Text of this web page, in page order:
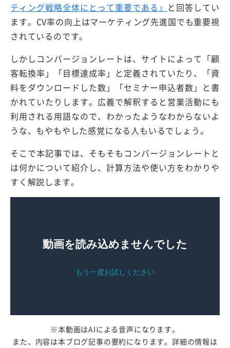
ティング戦略全体にとって重要である」 と回答してい
ます。CV率の向上はマーケティング先進国でも重要視
されているのです。
しかしコンバージョンレートは、サイトによって「顧
客転換率」「目標達成率」と定義されていたり、「資
料をダウンロードした数」「セミナー申込者数」と書
かれていたりします。広義で解釈すると営業活動にも
利用される用語なので、わかったようなわからないよ
うな、もやもやした感覚になる人もいるでしょう。
そこで本記事では、そもそもコンバージョンレートと
は何かについて紹介し、計算方法や使い方をわかりや
すく解説します。
※本動画はAIによる音声になります。
また、内容は本ブログ記事の要約になります。詳細の情報は